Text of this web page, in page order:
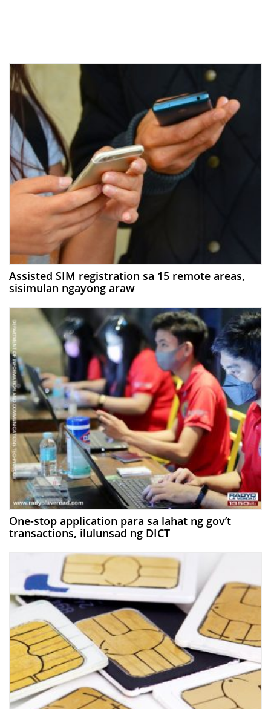
Assisted SIM registration sa 15 remote areas,
sisimulan ngayong araw
One-stop application para sa lahat ng gov’t
transactions, ilulunsad ng DICT